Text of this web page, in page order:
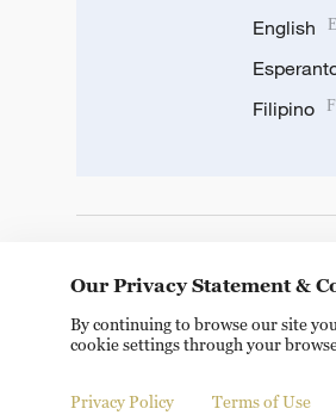
English
Filipino
Copyright © 2024 CGTN. 京ICP
Our Privacy Statement &
By continuing to browse our site
cookie settings through your
Privacy Policy Terms of Use